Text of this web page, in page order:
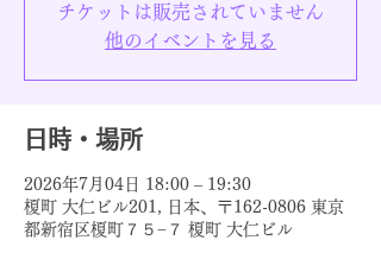
チケットは販売されていません
他のイベントを見る
日時・場所
2026年7月04日 18:00 – 19:30
榎町 大仁ビル201, 日本、〒162-0806 東京
都新宿区榎町７５−７ 榎町 大仁ビル